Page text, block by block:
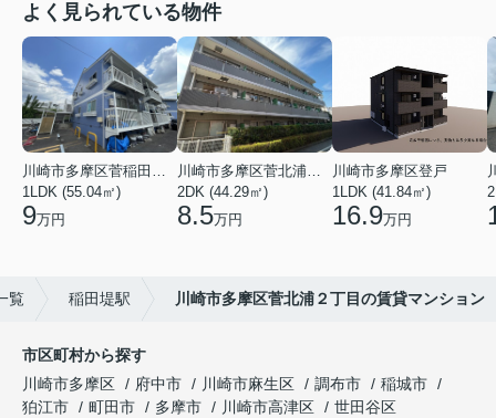
よく見られている物件
川崎市多摩区菅稲田堤２丁目
1LDK (55.04㎡)
9万円
川崎市多摩区菅北浦２丁目
2DK (44.29㎡)
8.5万円
川崎市多摩区登戸
1LDK (41.84㎡)
16.9万円
覧 稲田堤駅 川崎市多摩区菅北浦２丁目の賃貸マンション
市区町村から探す
川崎市多摩区
府中市 川崎市麻生区 調布市
稲城市
狛江市
町田市 多摩市 川崎市高津区
世田谷区